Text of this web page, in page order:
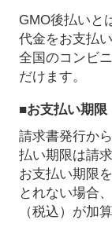
GMO後払いと
代金をお支払
全国のコンビ
だけます。
■お支払い期限
請求書発行か
払い期限は請
お支払い期限
とれない場合
（税込）が加